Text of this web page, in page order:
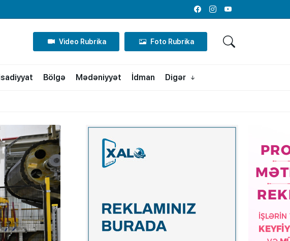
FacebookInstagramYoutube
Video Rubrika Foto Rubrika
Bölgə Mədəniyyət İdman Digər